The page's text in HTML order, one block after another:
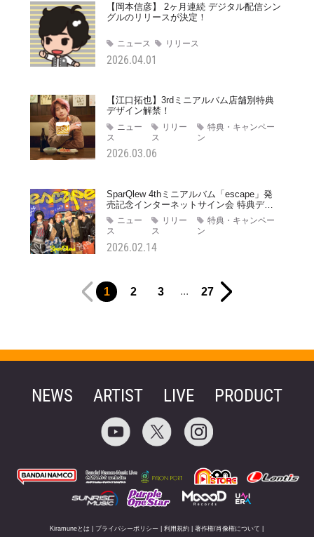
2026.04.01
【岡本信彦】 2ヶ月連続 デジタル配信シン
グルのリリースが決定！
ニュース リリース
2026.03.06
【江口拓也】3rdミニアルバム店舗別特典
デザイン解禁！
ニュー
ス
リリー
ス
特典・キャンペー
ン
2026.02.14
SparQlew 4thミニアルバム「escape」発
売記念インターネットサイン会 特典デザ
イン解禁！
ニュー
ス
リリー
ス
特典・キャンペー
ン
1 2 3 ... 27
NEWS ARTIST LIVE PRODUCT
Kiramuneとは |プライバシーポリシー |利用規約 |著作権/肖像権について